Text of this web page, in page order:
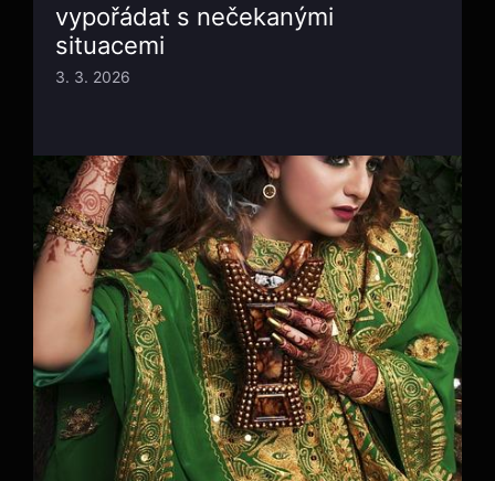
vypořádat s nečekanými
situacemi
3. 3. 2026